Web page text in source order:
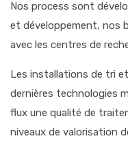
Nos process sont
et développement, nos
avec les centres de
Les installations de tri
dernières technologies
flux une qualité de
niveaux de valorisation